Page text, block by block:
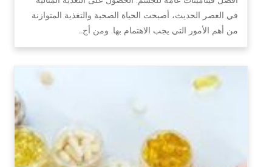
في العصر الحديث، أصبحت الحياة الصحية والتغذية المتوازنة
من أهم الأمور التي يجب الاهتمام بها. ومن أج…